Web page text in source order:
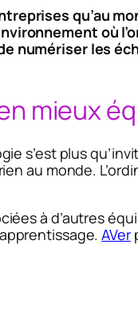
qu’au
où
numériser les
mieux
s’est plus
au monde.
à d’autres
AVer